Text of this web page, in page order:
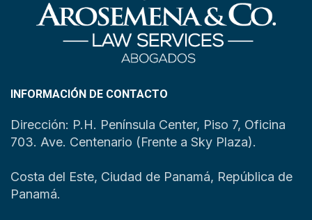
INFORMACIÓN DE CONTACTO
Dirección: P.H. Península Center, Piso 7, Oficina
703. Ave. Centenario (Frente a Sky Plaza).
Costa del Este, Ciudad de Panamá, República de
Panamá.